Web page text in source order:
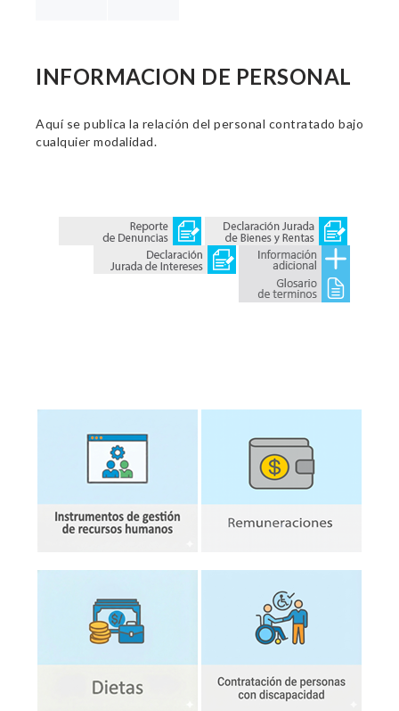
INFORMACION DE PERSONAL
Aquí se publica la relación del personal contratado bajo
cualquier modalidad.